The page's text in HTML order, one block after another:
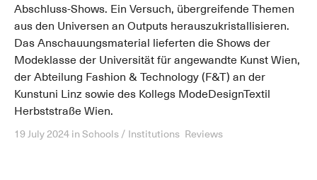
Abschluss-Shows. Ein Versuch, übergreifende Themen
aus den Universen an Outputs herauszukristallisieren.
Das Anschauungsmaterial lieferten die Shows der
Modeklasse der Universität für angewandte Kunst Wien,
der Abteilung Fashion & Technology (F&T) an der
Kunstuni Linz sowie des Kollegs ModeDesignTextil
Herbststraße Wien.
19 July 2024 in Schools / Institutions Reviews